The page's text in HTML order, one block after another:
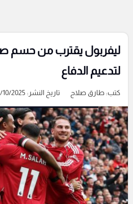
ليفربول يقترب من حسم
لتدعيم الدفاع
كتب:طارق صلاح تاريخ النشر: 03/10/2025